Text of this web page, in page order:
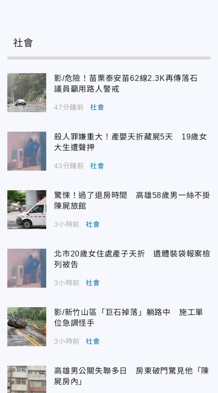
社會
影/危險！苗栗泰安苗62線2.3K再傳落石
議員籲用路人警戒
47分鐘前 社會
殺人罪嫌重大！產嬰夭折藏屍5天 19歲女
大生遭聲押
43分鐘前 社會
驚悚！過了退房時間 高雄58歲男一絲不掛
陳屍旅館
3小時前 社會
北市20歲女住處產子夭折 遺體裝袋報案檢
列被告
3小時前 社會
影/新竹山區「巨石掉落」躺路中 施工單
位急調怪手
3小時前 社會
高雄男公關失聯多日 房東破門驚見他「陳
屍房內」